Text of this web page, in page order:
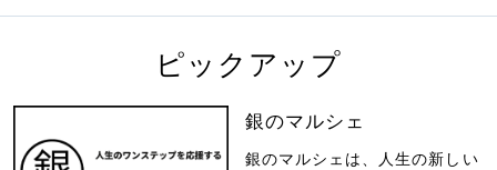
ピックアップ
銀のマルシェ
銀のマルシェは、人生の新しい